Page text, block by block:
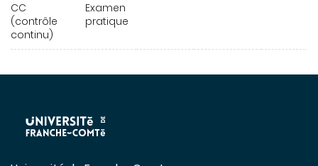
CC
(contrôle
continu)
Examen
pratique